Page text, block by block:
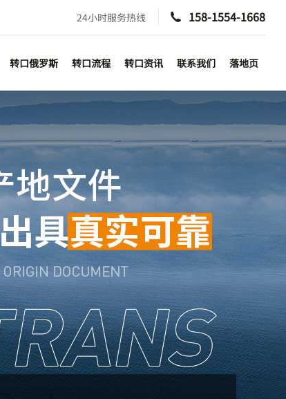
24小时服务热线  158-1554-1668
转口俄罗斯 转口流程 转口资讯 联系我们 落地页